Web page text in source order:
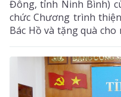
Đông, tỉnh Ninh Bình)
chức Chương trình
Bác Hồ và tặng quà cho